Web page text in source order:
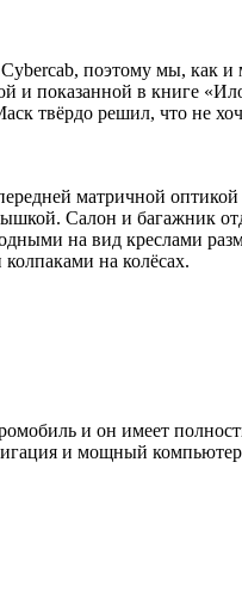
поэтому мы, как и
показанной в книге
твёрдо решил, что не
матричной
Салон и багажник
на вид креслами
на колёсах.
и он имеет
и мощный